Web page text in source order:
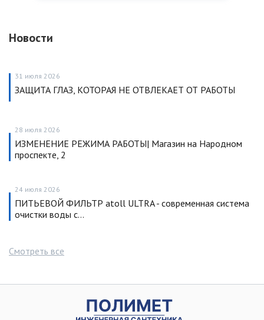
Новости
31 июля 2026
ЗАЩИТА ГЛАЗ, КОТОРАЯ НЕ ОТВЛЕКАЕТ ОТ РАБОТЫ
28 июля 2026
ИЗМЕНЕНИЕ РЕЖИМА РАБОТЫ| Магазин на Народном
проспекте, 2
24 июля 2026
ПИТЬЕВОЙ ФИЛЬТР atoll ULTRA - современная система
очистки воды с…
Смотреть все